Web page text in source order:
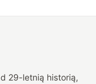
29-letnią historią,